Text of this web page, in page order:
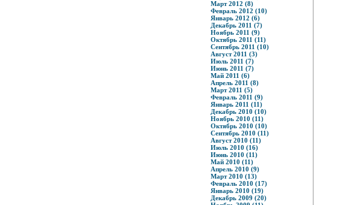
Март 2012 (8)
Февраль 2012 (10)
Январь 2012 (6)
Декабрь 2011 (7)
Ноябрь 2011 (9)
Октябрь 2011 (11)
Сентябрь 2011 (10)
Август 2011 (3)
Июль 2011 (7)
Июнь 2011 (7)
Май 2011 (6)
Апрель 2011 (8)
Март 2011 (5)
Февраль 2011 (9)
Январь 2011 (11)
Декабрь 2010 (10)
Ноябрь 2010 (11)
Октябрь 2010 (10)
Сентябрь 2010 (11)
Август 2010 (11)
Июль 2010 (16)
Июнь 2010 (11)
Май 2010 (11)
Апрель 2010 (9)
Март 2010 (13)
Февраль 2010 (17)
Январь 2010 (19)
Декабрь 2009 (20)